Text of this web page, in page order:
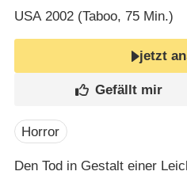
USA2002 (Taboo‎, 75 Min.)
jetzt
Horror
Den Tod in Gestalt einer